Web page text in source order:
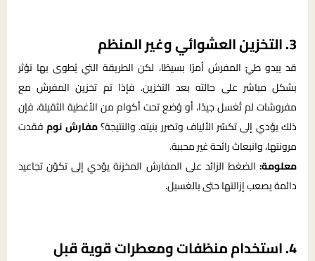
3. التخزين العشوائي وغير المنظم
قد يبدو طيّ المفرش أمرًا بسيطًا، لكن الطريقة التي يُطوى بها تؤثر
بشكل مباشر على حالته بعد التخزين. فإذا تم تخزين المفرش مع
مفروشات لم تُغسل جيدًا، أو وُضع تحت أكوام من الأغطية الثقيلة، فإن
ذلك يؤدي إلى تكسّر الألياف وتضرر بنيته. والنتيجة؟مفارش نومفقدت
مرونتها، وانبعاث رائحة غير محببة.
معلومة: الضغط الزائد على المفارش المخزنة يؤدي إلى تكوّن تجاعيد
دائمة يصعب إزالتها حتى بالغسيل.
4. استخدام منظفات ومعطرات قوية قبل